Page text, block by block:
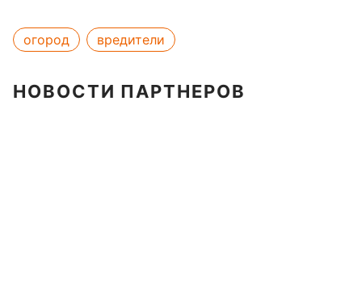
огород вредители
НОВОСТИ ПАРТНЕРОВ